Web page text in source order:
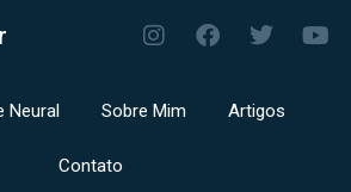
Neural Sobre Mim Artigos
Contato